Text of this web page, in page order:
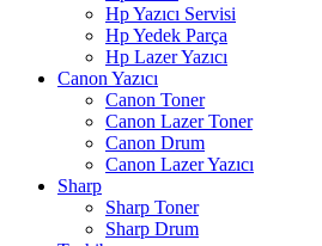
Hp Yazıcı Servisi
Hp Yedek Parça
Hp Lazer Yazıcı
Canon Yazıcı
Canon Toner
Canon Lazer Toner
Canon Drum
Canon Lazer Yazıcı
Sharp
Sharp Toner
Sharp Drum